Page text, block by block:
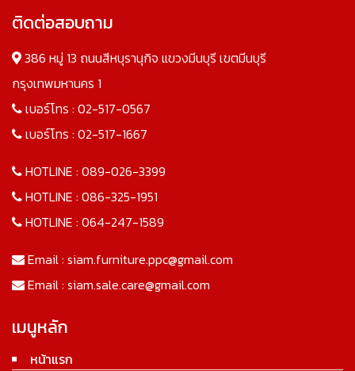
ติดต่อสอบถาม
386 หมู่ 13 ถนนสีหบุรานุกิจ แขวงมีนบุรี เขตมีนบุรี
กรุงเทพมหานคร 1
เบอร์โทร : 02-517-0567
เบอร์โทร : 02-517-1667
HOTLINE : 089-026-3399
HOTLINE : 086-325-1951
HOTLINE : 064-247-1589
Email : siam.furniture.ppc@gmail.com
Email : siam.sale.care@gmail.com
เมนูหลัก
หน้าแรก